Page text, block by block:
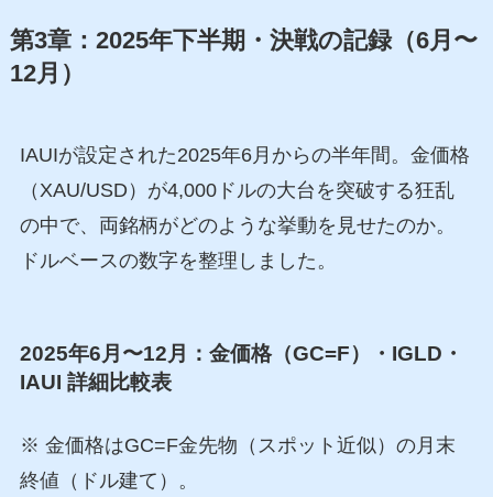
第3章：2025年下半期・決戦の記録（6月〜
12月）
IAUIが設定された2025年6月からの半年間。金価格
（XAU/USD）が4,000ドルの大台を突破する狂乱
の中で、両銘柄がどのような挙動を見せたのか。
ドルベースの数字を整理しました。
2025年6月〜12月：金価格（GC=F）・IGLD・
IAUI 詳細比較表
※ 金価格はGC=F金先物（スポット近似）の月末
終値（ドル建て）。